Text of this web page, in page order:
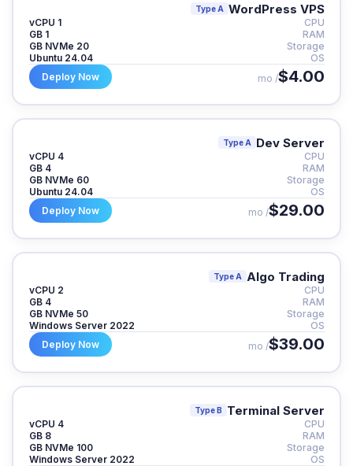
WordPress VPS
Type A
CPU
1 vCPU
RAM
1 GB
Storage
20 GB NVMe
OS
Ubuntu 24.04
$4.00
/ mo
Deploy Now
Dev Server
Type A
CPU
4 vCPU
RAM
4 GB
Storage
60 GB NVMe
OS
Ubuntu 24.04
$29.00
/ mo
Deploy Now
Algo Trading
Type A
CPU
2 vCPU
RAM
4 GB
Storage
50 GB NVMe
OS
Windows Server 2022
$39.00
/ mo
Deploy Now
Terminal Server
Type B
CPU
4 vCPU
RAM
8 GB
Storage
100 GB NVMe
OS
Windows Server 2022